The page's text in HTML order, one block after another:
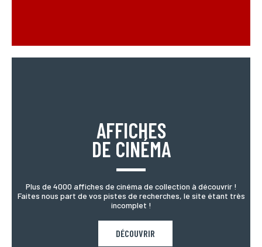
AFFICHES
DE CINÉMA
Plus de 4000 affiches de cinéma de collection à découvrir !
Faites nous part de vos pistes de recherches, le site étant très
incomplet !
DÉCOUVRIR